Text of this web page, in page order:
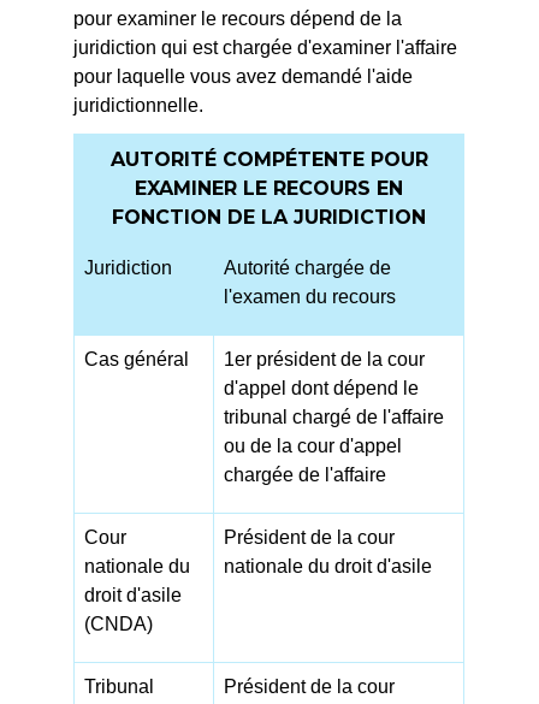
pour examiner le recours dépend de la
juridiction qui est chargée d'examiner l'affaire
pour laquelle vous avez demandé l'aide
juridictionnelle.
AUTORITÉ COMPÉTENTE POUR
EXAMINER LE RECOURS EN
FONCTION DE LA JURIDICTION
Juridiction
Autorité chargée de
l'examen du recours
Cas général 1er président de la cour
d'appel dont dépend le
tribunal chargé de l'affaire
ou de la cour d'appel
chargée de l'affaire
Cour
nationale du
droit d'asile
(CNDA)
Président de la cour
nationale du droit d'asile
Tribunal
Président de la cour